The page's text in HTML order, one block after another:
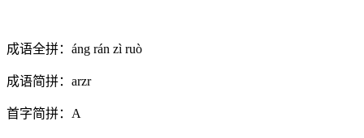
成语全拼： áng rán zì ruò
成语简拼： arzr
首字简拼： A